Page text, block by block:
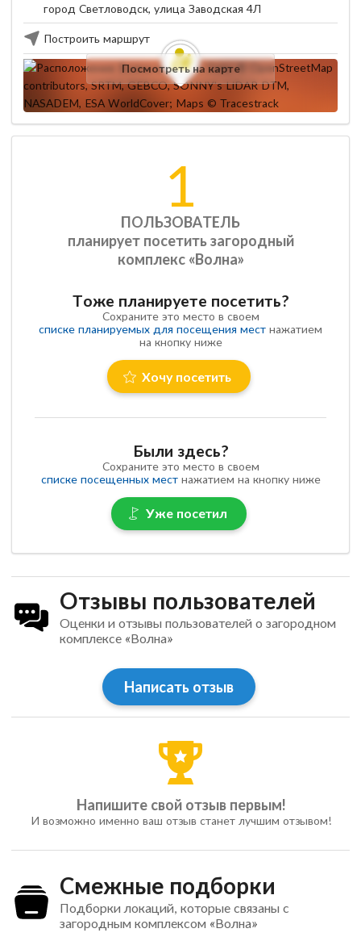
город Светловодск, улица Заводская 4Л
Построить маршрут
Посмотреть на карте
1
ПОЛЬЗОВАТЕЛЬ
планирует посетить загородный
комплекс «Волна»
Тоже планируете посетить?
Сохраните это место в своем
списке планируемых для посещения мест нажатием
на кнопку ниже
Хочу посетить
Были здесь?
Сохраните это место в своем
списке посещенных местнажатием на кнопку ниже
Уже посетил
Отзывы пользователей
Оценки и отзывы пользователей о загородном
комплексе «Волна»
Написать отзыв
Напишите свой отзыв первым!
И возможно именно ваш отзыв станет лучшим отзывом!
Смежные подборки
Подборки локаций, которые связаны с
загородным комплексом «Волна»